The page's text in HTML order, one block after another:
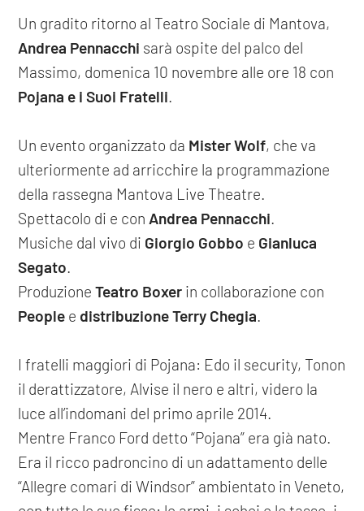
Un gradito ritorno al Teatro Sociale di Mantova,
Andrea Pennacchi sarà ospite del palco del
Massimo, domenica 10 novembre alle ore 18 con
Pojana e i Suoi Fratelli.
Un evento organizzato da Mister Wolf, che va
ulteriormente ad arricchire la programmazione
della rassegna Mantova Live Theatre.
Spettacolo di e con Andrea Pennacchi.
Musiche dal vivo di Giorgio Gobbo e Gianluca
Segato.
Produzione Teatro Boxer in collaborazione con
People e distribuzione Terry Chegia.
I fratelli maggiori di Pojana: Edo il security, Tonon
il derattizzatore, Alvise il nero e altri, videro la
luce all’indomani del primo aprile 2014.
Mentre Franco Ford detto “Pojana” era già nato.
Era il ricco padroncino di un adattamento delle
“Allegre comari di Windsor” ambientato in Veneto,